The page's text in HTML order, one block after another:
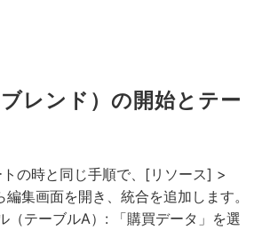
レンド）の開始とテー
の時と同じ手順で、[リソース] >
集画面を開き、統合を追加します。
（テーブルA）: 「購買データ」を選